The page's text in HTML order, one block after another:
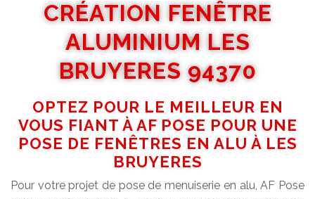
CRÉATION FENÊTRE
ALUMINIUM LES
BRUYERES 94370
OPTEZ POUR LE MEILLEUR EN
VOUS FIANT À AF POSE POUR UNE
POSE DE FENÊTRES EN ALU À LES
BRUYERES
Pour votre projet de pose de menuiserie en alu, AF Pose